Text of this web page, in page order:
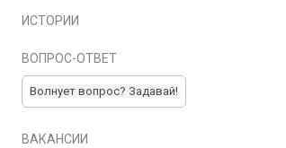
ИСТОРИИ
ВОПРОС-ОТВЕТ
Волнует вопрос? Задавай!
ВАКАНСИИ